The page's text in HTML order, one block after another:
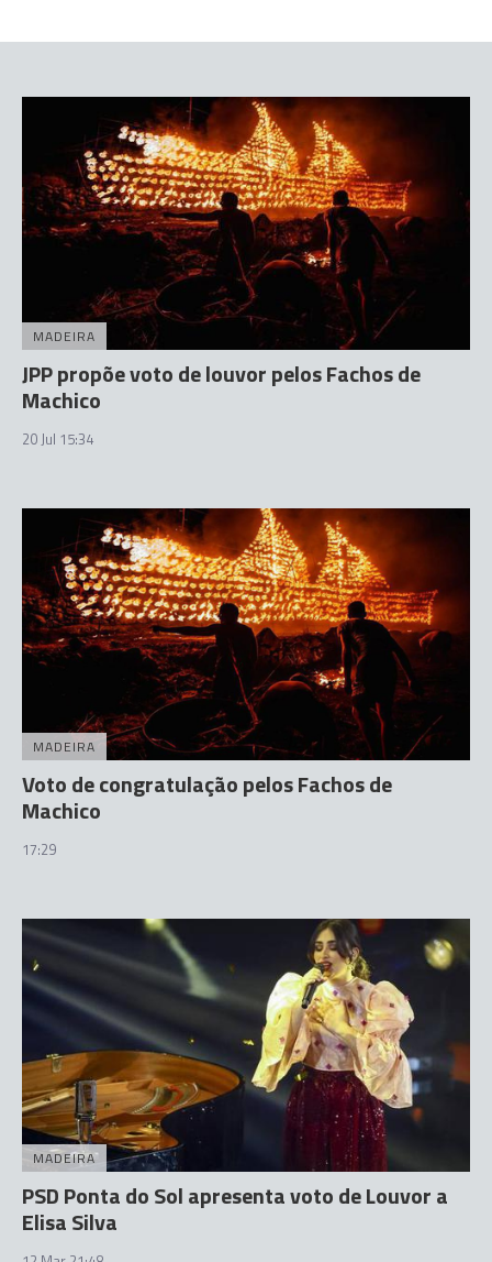
MADEIRA
JPP propõe voto de louvor pelos Fachos de
Machico
20 Jul 15:34
MADEIRA
Voto de congratulação pelos Fachos de
Machico
17:29
MADEIRA
PSD Ponta do Sol apresenta voto de Louvor a
Elisa Silva